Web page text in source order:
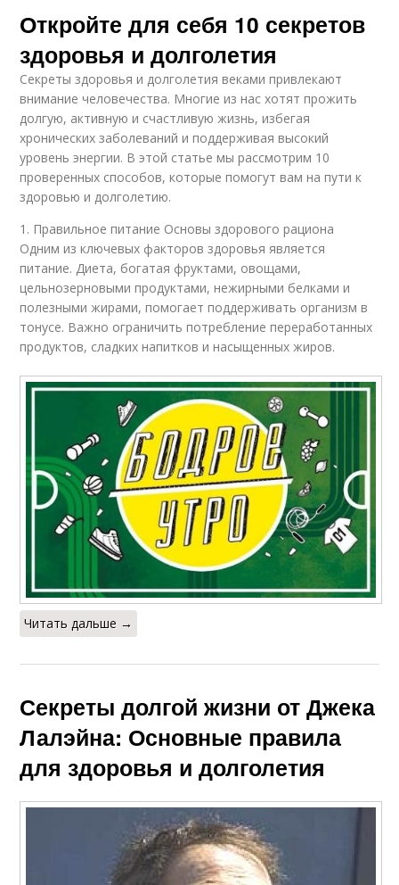
Откройте для себя 10 секретов
здоровья и долголетия
Секреты здоровья и долголетия веками привлекают
внимание человечества. Многие из нас хотят прожить
долгую, активную и счастливую жизнь, избегая
хронических заболеваний и поддерживая высокий
уровень энергии. В этой статье мы рассмотрим 10
проверенных способов, которые помогут вам на пути к
здоровью и долголетию.
1. Правильное питание Основы здорового рациона
Одним из ключевых факторов здоровья является
питание. Диета, богатая фруктами, овощами,
цельнозерновыми продуктами, нежирными белками и
полезными жирами, помогает поддерживать организм в
тонусе. Важно ограничить потребление переработанных
продуктов, сладких напитков и насыщенных жиров.
Читать дальше →
Секреты долгой жизни от Джека
Лалэйна: Основные правила
для здоровья и долголетия